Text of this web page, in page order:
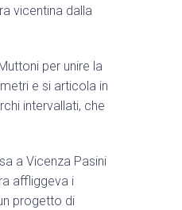
vicentina dalla
per unire la
e si articola in
intervallati, che
a Vicenza Pasini
affliggeva i
progetto di